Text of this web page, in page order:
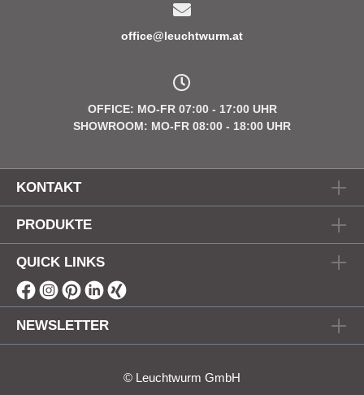
office@leuchtwurm.at
OFFICE: MO-FR 07:00 - 17:00 UHR
SHOWROOM: MO-FR 08:00 - 18:00 UHR
KONTAKT
PRODUKTE
QUICK LINKS
NEWSLETTER
© Leuchtwurm GmbH